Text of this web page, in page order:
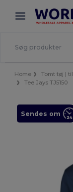
× Bedre
Home Tomt tøj |
Tee Jays TJ5150
Sendes om